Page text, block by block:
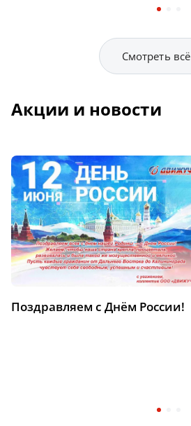
Смотреть всё
Акции и новости
Поздравляем с Днём России!